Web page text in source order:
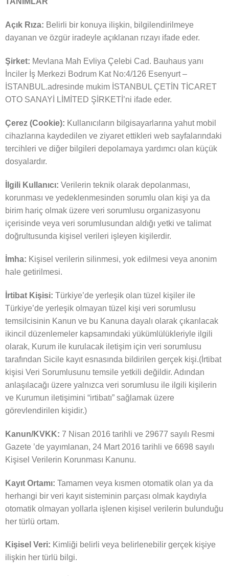
Açık Rıza: Belirli bir konuya ilişkin, bilgilendirilmeye
dayanan ve özgür iradeyle açıklanan rızayı ifade eder.
Şirket: Mevlana Mah Evliya Çelebi Cad. Bauhaus yanı
İnciler İş Merkezi Bodrum Kat No:4/126 Esenyurt –
İSTANBUL.adresinde mukim İSTANBUL ÇETİN TİCARET
OTO SANAYİ LİMİTED ŞİRKETİ’ni ifade eder.
Çerez (Cookie): Kullanıcıların bilgisayarlarına yahut mobil
cihazlarına kaydedilen ve ziyaret ettikleri web sayfalarındaki
tercihleri ve diğer bilgileri depolamaya yardımcı olan küçük
dosyalardır.
İlgili Kullanıcı: Verilerin teknik olarak depolanması,
korunması ve yedeklenmesinden sorumlu olan kişi ya da
birim hariç olmak üzere veri sorumlusu organizasyonu
içerisinde veya veri sorumlusundan aldığı yetki ve talimat
doğrultusunda kişisel verileri işleyen kişilerdir.
İmha: Kişisel verilerin silinmesi, yok edilmesi veya anonim
hale getirilmesi.
İrtibat Kişisi: Türkiye’de yerleşik olan tüzel kişiler ile
Türkiye’de yerleşik olmayan tüzel kişi veri sorumlusu
temsilcisinin Kanun ve bu Kanuna dayalı olarak çıkarılacak
ikincil düzenlemeler kapsamındaki yükümlülükleriyle ilgili
olarak, Kurum ile kurulacak iletişim için veri sorumlusu
tarafından Sicile kayıt esnasında bildirilen gerçek kişi.(İrtibat
kişisi Veri Sorumlusunu temsile yetkili değildir. Adından
anlaşılacağı üzere yalnızca veri sorumlusu ile ilgili kişilerin
ve Kurumun iletişimini “irtibatı” sağlamak üzere
görevlendirilen kişidir.)
Kanun/KVKK: 7 Nisan 2016 tarihli ve 29677 sayılı Resmi
Gazete ’de yayımlanan, 24 Mart 2016 tarihli ve 6698 sayılı
Kişisel Verilerin Korunması Kanunu.
Kayıt Ortamı: Tamamen veya kısmen otomatik olan ya da
herhangi bir veri kayıt sisteminin parçası olmak kaydıyla
otomatik olmayan yollarla işlenen kişisel verilerin bulunduğu
her türlü ortam.
Kişisel Veri: Kimliği belirli veya belirlenebilir gerçek kişiye
ilişkin her türlü bilgi.